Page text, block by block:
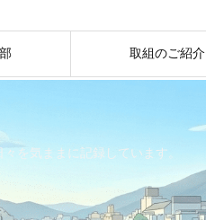
取組のご紹介
を気ままに記録しています。